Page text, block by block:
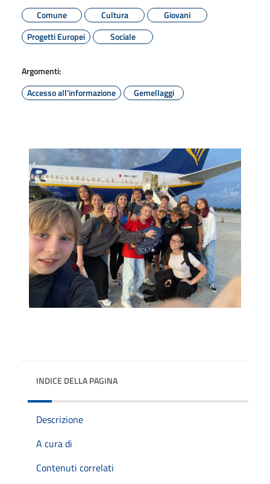
Comune
Cultura
Giovani
Progetti Europei
Sociale
Argomenti:
Accesso all'informazione
Gemellaggi
INDICE DELLA PAGINA
Descrizione
A cura di
Contenuti correlati